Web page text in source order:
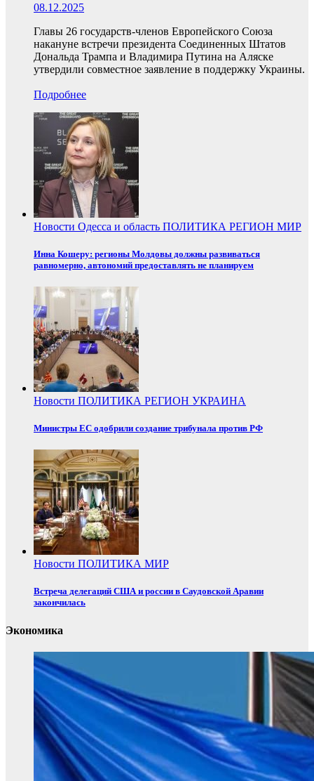
08.12.2025
Главы 26 государств-членов Европейского Союза
накануне встречи президента Соединенных Штатов
Дональда Трампа и Владимира Путина на Аляске
утвердили совместное заявление в поддержку Украины.
Подробнее
Новости Одесса и область ПОЛИТИКА РЕГИОН МИР
Инна Кошеру: регионы Молдовы должны развиваться
равномерно, автономий предоставлять не планируем
Новости ПОЛИТИКА РЕГИОН УКРАИНА
Министры ЕС одобрили создание трибунала против РФ
Новости ПОЛИТИКА МИР
Встреча делегаций США и россии в Саудовской Аравии
закончилась
Экономика